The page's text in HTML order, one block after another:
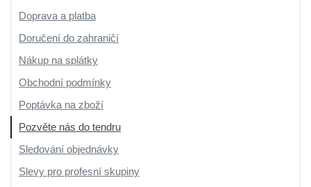
Doprava a platba
Doručení do zahraničí
Nákup na splátky
Obchodní podmínky
Poptávka na zboží
Pozvěte nás do tendru
Sledování objednávky
Slevy pro profesní skupiny